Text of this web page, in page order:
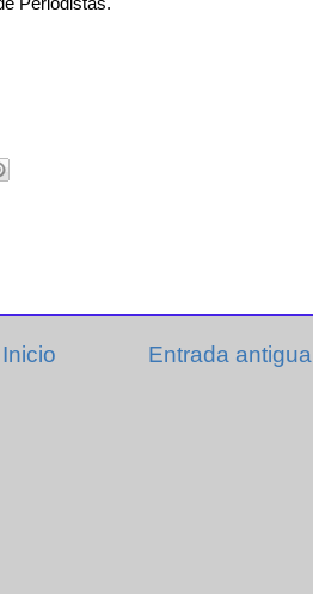
Entrada antigua
Inicio